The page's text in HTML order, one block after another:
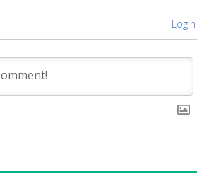
Login